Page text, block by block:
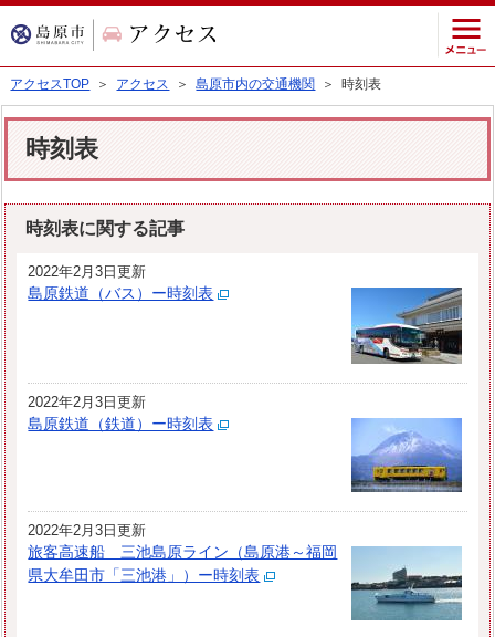
アクセスTOP ＞ アクセス ＞島原市内の交通機関 ＞ 時刻表
時刻表
時刻表に関する記事
2022年2月3日更新
島原鉄道（バス）ー時刻表
2022年2月3日更新
島原鉄道（鉄道）ー時刻表
2022年2月3日更新
旅客高速船 三池島原ライン（島原港～福岡
県大牟田市「三池港」）ー時刻表